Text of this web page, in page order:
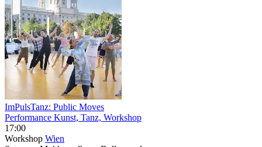
ImPulsTanz: Public Moves
Performance Kunst, Tanz, Workshop
17:00
Workshop Wien